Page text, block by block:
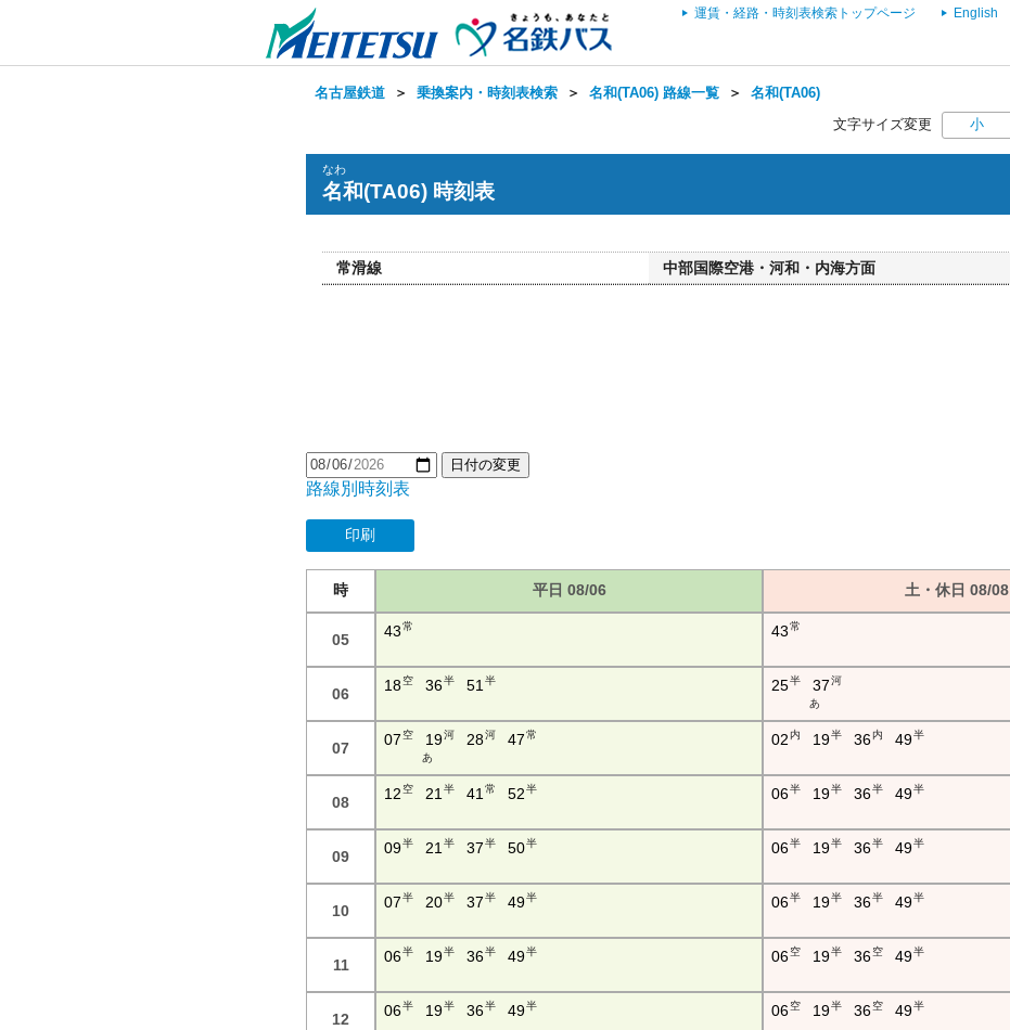
運賃・経路・時刻表検索トップページ English
名古屋鉄道 ＞ 乗換案内・時刻表検索 ＞ 名和(TA06) 路線一覧 ＞ 名和(TA06)
文字サイズ変更 小
なわ
名和(TA06) 時刻表
常滑線 中部国際空港・河和・内海方面
日付の変更
路線別時刻表
印刷
時 平日 08/06 土・休日 08/08
05 43常 43常
06 18空 36半 51半 25半 37河
あ
07 07 空 19河
あ
28河 47 常 02内 19半 36内 49半
08 12 空 21半 41常 52 半 06半 19半 36半 49半
09 09半 21半 37 半 50半 06半 19半 36半 49半
10 07半 20半 37 半 49半 06半 19半 36半 49半
11 06半 19半 36半 49半 06空 19半 36空 49半
12 06半 19半 36半 49半 06空 19半 36空 49半